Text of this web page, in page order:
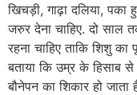
खिचड़ी, गाढ़ा दलिया,
जरुर देना चाहिए. दो साल
रहना चाहिए ताकि शिशु का
बताया कि उम्र के हिसाब
बौनेपन का शिकार हो